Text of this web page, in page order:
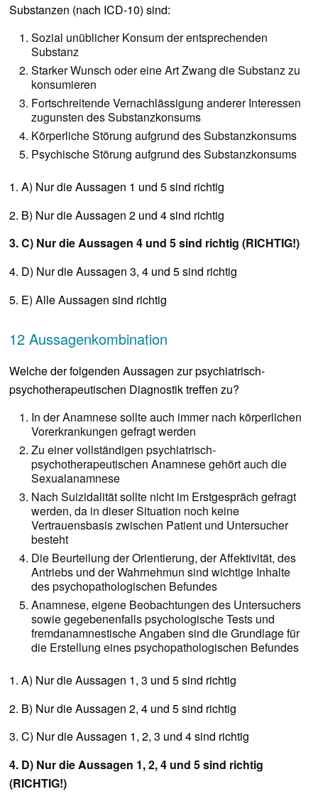
Substanzen (nach ICD-10) sind:
Sozial unüblicher Konsum der entsprechenden
Substanz
Starker Wunsch oder eine Art Zwang die Substanz zu
konsumieren
Fortschreitende Vernachlässigung anderer Interessen
zugunsten des Substanzkonsums
Körperliche Störung aufgrund des Substanzkonsums
Psychische Störung aufgrund des Substanzkonsums
1. A) Nur die Aussagen 1 und 5 sind richtig
2. B) Nur die Aussagen 2 und 4 sind richtig
3. C) Nur die Aussagen 4 und 5 sind richtig (RICHTIG!)
4. D) Nur die Aussagen 3, 4 und 5 sind richtig
5. E) Alle Aussagen sind richtig
12 Aussagenkombination
Welche der folgenden Aussagen zur psychiatrisch-
psychotherapeutischen Diagnostik treffen zu?
In der Anamnese sollte auch immer nach körperlichen
Vorerkrankungen gefragt werden
Zu einer vollständigen psychiatrisch-
psychotherapeutischen Anamnese gehört auch die
Sexualanamnese
Nach Suizidalität sollte nicht im Erstgespräch gefragt
werden, da in dieser Situation noch keine
Vertrauensbasis zwischen Patient und Untersucher
besteht
Die Beurteilung der Orientierung, der Affektivität, des
Antriebs und der Wahrnehmun sind wichtige Inhalte
des psychopathologischen Befundes
Anamnese, eigene Beobachtungen des Untersuchers
sowie gegebenenfalls psychologische Tests und
fremdanamnestische Angaben sind die Grundlage für
die Erstellung eines psychopathologischen Befundes
1. A) Nur die Aussagen 1, 3 und 5 sind richtig
2. B) Nur die Aussagen 2, 4 und 5 sind richtig
3. C) Nur die Aussagen 1, 2, 3 und 4 sind richtig
4. D) Nur die Aussagen 1, 2, 4 und 5 sind richtig
(RICHTIG!)